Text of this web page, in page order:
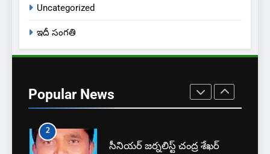
Uncategorized
ఇదీ సంగతి
Popular News
2
JUST UPDATED
3
చొప్పదండిలో పద్మశాలి సంఘాల